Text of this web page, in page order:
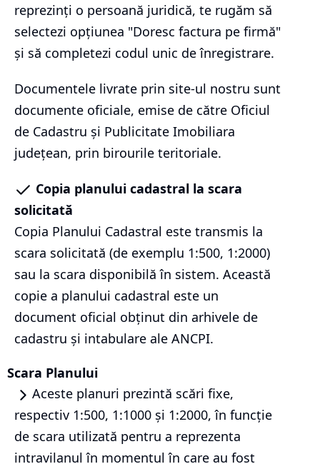
reprezinți o persoană juridică, te rugăm să
selectezi opțiunea "Doresc factura pe firmă"
și să completezi codul unic de înregistrare.
Documentele livrate prin site-ul nostru sunt
documente oficiale, emise de către Oficiul
de Cadastru și Publicitate Imobiliara
județean, prin birourile teritoriale.
Copia planului cadastral la scara
solicitată
Copia Planului Cadastral este transmis la
scara solicitată (de exemplu 1:500, 1:2000)
sau la scara disponibilă în sistem. Această
copie a planului cadastral este un
document oficial obținut din arhivele de
cadastru și intabulare ale ANCPI.
Scara Planului
Aceste planuri prezintă scări fixe,
respectiv 1:500, 1:1000 și 1:2000, în funcție
de scara utilizată pentru a reprezenta
intravilanul în momentul în care au fost